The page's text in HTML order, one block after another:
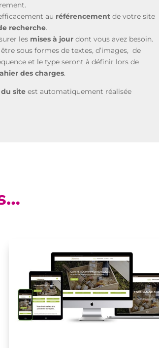
au référencement de votre site
recherche.
les mises à jour dont vous avez besoin.
sous formes de textes, d’images, de
et le type seront à définir lors de
des charges.
site est automatiquement réalisée